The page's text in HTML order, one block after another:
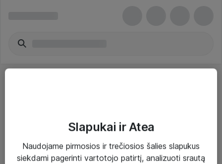
Paslaugos
Slapukai ir Atea
Naudojame pirmosios ir trečiosios šalies slapukus
siekdami pagerinti vartotojo patirtį, analizuoti srautą